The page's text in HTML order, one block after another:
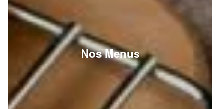
Nos Menus